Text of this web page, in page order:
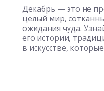
Декабрь — это не
целый мир,
ожидания чуда.
его истории,
в искусстве,